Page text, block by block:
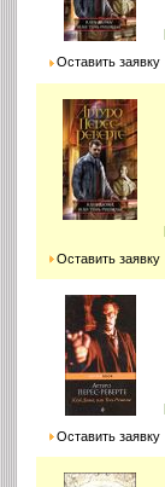
Оставить заявку
Оставить заявку
Оставить заявку